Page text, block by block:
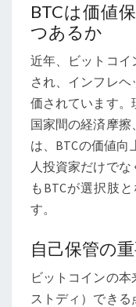
BTCは価値
つあるか
近年、ビットコイ
され、インフレ
価されています。
国家間の経済摩擦
は、BTCの価値
人投資家だけで
もBTCが選択肢
す。
自己保管の
ビットコインの
ストディ）でき